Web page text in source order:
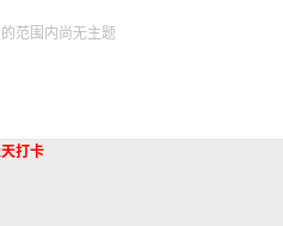
范围内尚无主题
打卡